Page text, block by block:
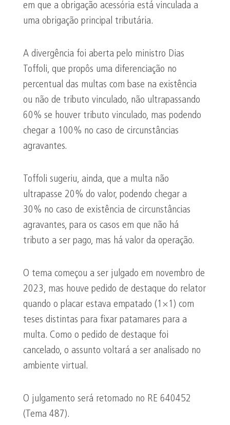
em que a obrigação acessória está vinculada a
uma obrigação principal tributária.
A divergência foi aberta pelo ministro Dias
Toffoli, que propôs uma diferenciação no
percentual das multas com base na existência
ou não de tributo vinculado, não ultrapassando
60% se houver tributo vinculado, mas podendo
chegar a 100% no caso de circunstâncias
agravantes.
Toffoli sugeriu, ainda, que a multa não
ultrapasse 20% do valor, podendo chegar a
30% no caso de existência de circunstâncias
agravantes, para os casos em que não há
tributo a ser pago, mas há valor da operação.
O tema começou a ser julgado em novembro de
2023, mas houve pedido de destaque do relator
quando o placar estava empatado (1×1) com
teses distintas para fixar patamares para a
multa. Como o pedido de destaque foi
cancelado, o assunto voltará a ser analisado no
ambiente virtual.
O julgamento será retomado no RE 640452
(Tema 487).